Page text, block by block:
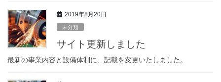
2019年8月20日
未分類
サイト更新しました
最新の事業内容と設備体制に、記載を変更いたしました。